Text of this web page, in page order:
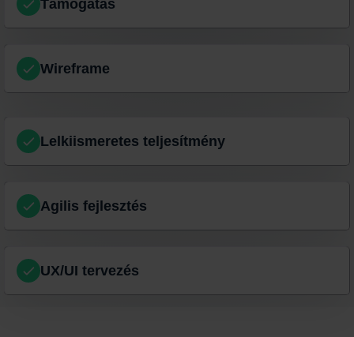
Támogatás
Wireframe
Lelkiismeretes teljesítmény
Agilis fejlesztés
UX/UI tervezés